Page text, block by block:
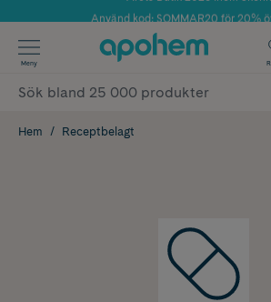
Årets Butik 2025 inom
Använd kod: SOMMAR20 för 20%
✓ Fri frakt
✓ Poäng på alla köp*
Meny
Hem Receptbelagt